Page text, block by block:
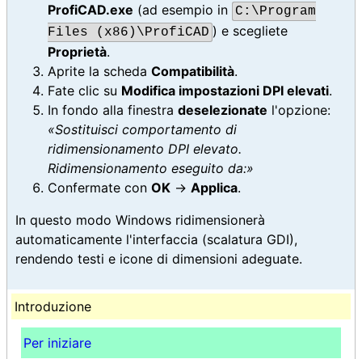
ProfiCAD.exe (ad esempio in C:\Program
Files (x86)\ProfiCAD ) e scegliete
Proprietà.
Aprite la scheda Compatibilità.
Fate clic su Modifica impostazioni DPI elevati.
In fondo alla finestra deselezionate l'opzione:
«Sostituisci comportamento di
ridimensionamento DPI elevato.
Ridimensionamento eseguito da:»
Confermate con OK → Applica.
In questo modo Windows ridimensionerà
automaticamente l'interfaccia (scalatura GDI),
rendendo testi e icone di dimensioni adeguate.
Introduzione
Per iniziare